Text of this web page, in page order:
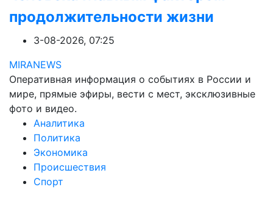
продолжительности жизни
3-08-2026, 07:25
MIRANEWS
Оперативная информация о событиях в России и
мире, прямые эфиры, вести с мест, эксклюзивные
фото и видео.
Аналитика
Политика
Экономика
Происшествия
Спорт